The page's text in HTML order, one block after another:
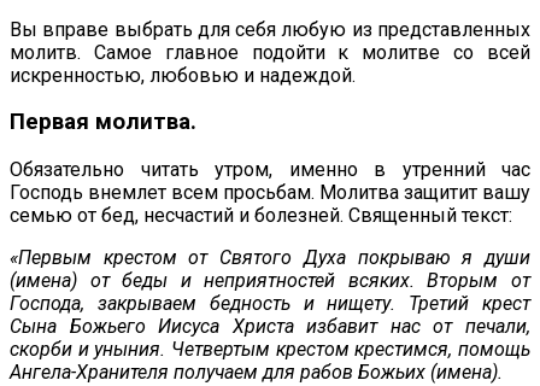
Вы вправе выбрать для себя любую из представленных
молитв. Самое главное подойти к молитве со всей
искренностью, любовью и надеждой.
Первая молитва.
Обязательно читать утром, именно в утренний час
Господь внемлет всем просьбам. Молитва защитит вашу
семью от бед, несчастий и болезней. Священный текст:
«Первым крестом от Святого Духа покрываю я души
(имена) от беды и неприятностей всяких. Вторым от
Господа, закрываем бедность и нищету. Третий крест
Сына Божьего Иисуса Христа избавит нас от печали,
скорби и уныния. Четвертым крестом крестимся, помощь
Ангела-Хранителя получаем для рабов Божьих (имена).